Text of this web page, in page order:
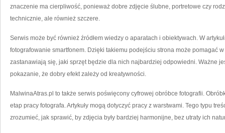
znaczenie ma cierpliwość, ponieważ dobre zdjęcie ślubne, portretowe czy
technicznie, ale również szczere.
Serwis może być również źródłem wiedzy o aparatach i obiektywach. W
fotografowanie smartfonem. Dzięki takiemu podejściu strona może pomagać
zastanawiają się, jaki sprzęt będzie dla nich najbardziej odpowiedni. Ważne
pokazanie, że dobry efekt zależy od kreatywności.
MalwinaAtras.pl to także serwis poświęcony cyfrowej obróbce fotografii.
etap pracy fotografa. Artykuły mogą dotyczyć pracy z warstwami. Tego typu
zrozumieć, jak sprawić, by zdjęcia były bardziej harmonijne, bez utraty ich